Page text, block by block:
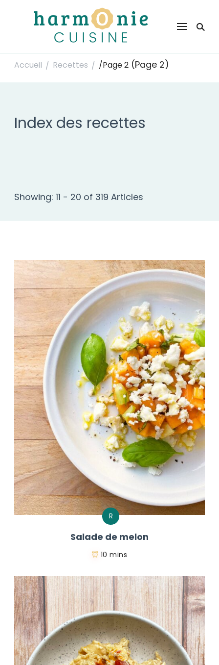
Harmonie Cuisine
Accueil / Recettes / /Page 2 (Page 2)
Index des recettes
Showing: 11 - 20 of 319 Articles
R
Salade de melon
10 mins